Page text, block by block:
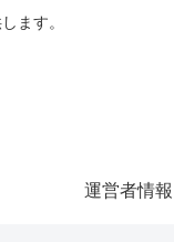
ます。
運営者情報